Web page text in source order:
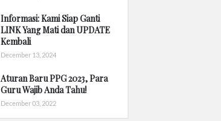
Informasi: Kami Siap Ganti
LINK Yang Mati dan UPDATE
Kembali
December 13, 2024
Aturan Baru PPG 2023, Para
Guru Wajib Anda Tahu!
December 03, 2022